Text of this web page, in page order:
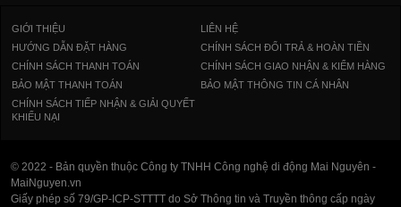
GIỚI THIỆU
LIÊN HỆ
HƯỚNG DẪN ĐẶT HÀNG
CHÍNH SÁCH ĐỔI TRẢ & HOÀN TIỀN
CHÍNH SÁCH THANH TOÁN
CHÍNH SÁCH GIAO NHẬN & KIỂM HÀNG
BẢO MẬT THANH TOÁN
BẢO MẬT THÔNG TIN CÁ NHÂN
CHÍNH SÁCH TIẾP NHẬN & GIẢI QUYẾT
KHIẾU NẠI
© 2022 - Bản quyền thuộc Công ty TNHH Công nghệ di động Mai Nguyên -
MaiNguyen.vn
Giấy phép số 79/GP-ICP-STTTT do Sở Thông tin và Truyền thông cấp ngày